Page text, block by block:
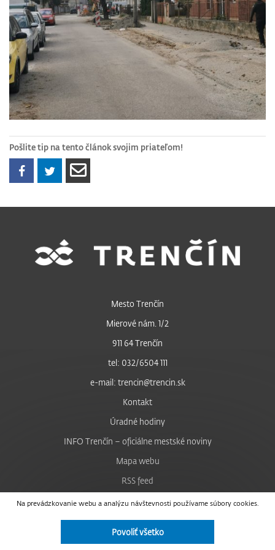
Pošlite tip na tento článok svojim priateľom!
Na prevádzkovanie webu a analýzu návštevnosti používame súbory cookies.
Povoliť všetko
Mesto Trenčín
Mierové nám. 1/2
911 64 Trenčín
tel: 032/6504 111
e-mail: trencin@trencin.sk
Kontakt
Úradné hodiny
INFO Trenčín – oficiálne mestské noviny
Mapa webu
RSS feed
Nastavenie cookies
Facebook